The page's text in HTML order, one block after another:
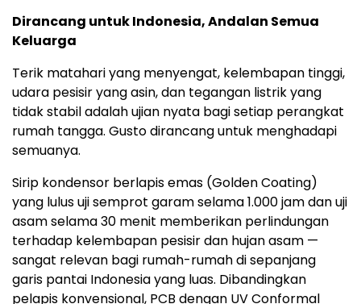
Dirancang untuk Indonesia, Andalan Semua
Keluarga
Terik matahari yang menyengat, kelembapan tinggi,
udara pesisir yang asin, dan tegangan listrik yang
tidak stabil adalah ujian nyata bagi setiap perangkat
rumah tangga. Gusto dirancang untuk menghadapi
semuanya.
Sirip kondensor berlapis emas (Golden Coating)
yang lulus uji semprot garam selama 1.000 jam dan uji
asam selama 30 menit memberikan perlindungan
terhadap kelembapan pesisir dan hujan asam —
sangat relevan bagi rumah-rumah di sepanjang
garis pantai Indonesia yang luas. Dibandingkan
pelapis konvensional, PCB dengan UV Conformal